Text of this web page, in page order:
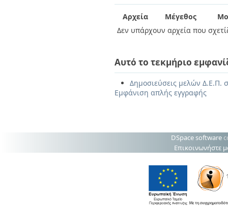
Αρχεία Μέγεθος
Δεν υπάρχουν αρχεία που
Αυτό το τεκμήριο
Δημοσιεύσεις μελών Δ.Ε.Π.
Εμφάνιση απλής εγγραφής
DSpace software
Επικοινωνήστε